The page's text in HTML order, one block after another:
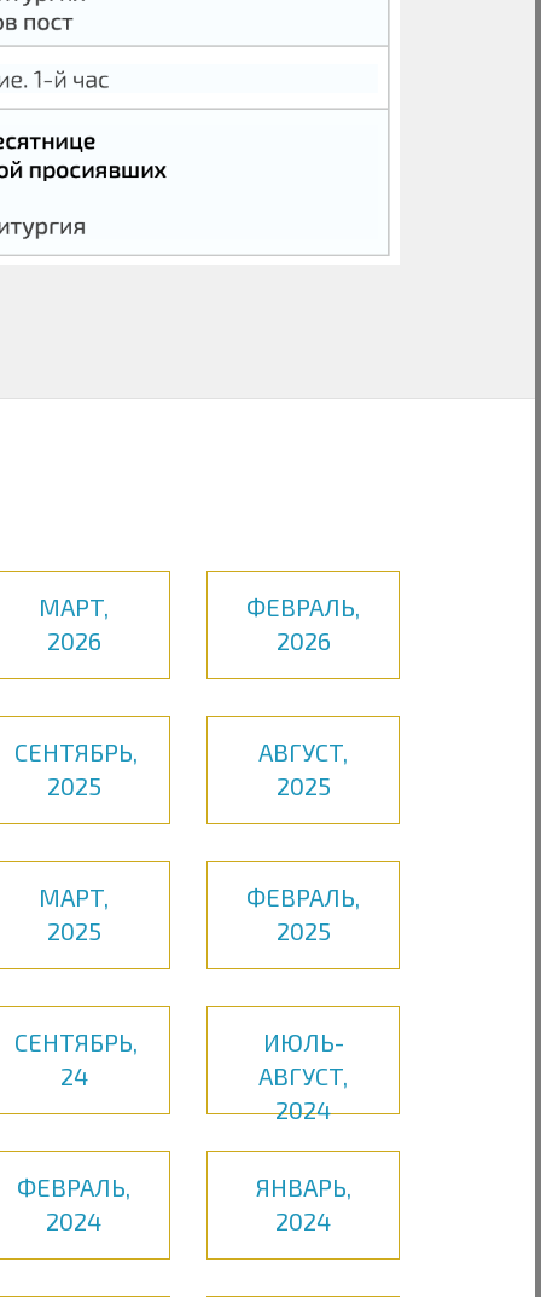
МАРТ,
2026
ФЕВРАЛЬ,
2026
СЕНТЯБРЬ,
2025
АВГУСТ,
2025
МАРТ,
2025
ФЕВРАЛЬ,
2025
СЕНТЯБРЬ,
24
ИЮЛЬ-
АВГУСТ,
2024
ФЕВРАЛЬ,
2024
ЯНВАРЬ,
2024